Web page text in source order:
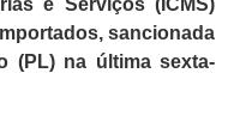
e Serviços (ICMS)
sancionada
(PL) na última sexta-